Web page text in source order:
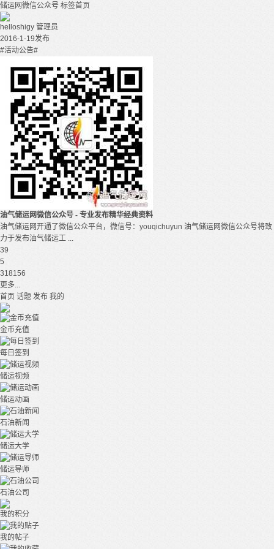
储运网微信公众号 标签首页
helloshigy 管理员
2016-1-19发布
#活动公告#
油气储运网微信公众号 - 专业发布精华经典资料
油气储运网开通了微信公众平台，微信号：youqichuyun 油气储运网微信公众号将致
力于发布油气储运工 ...
39
5
318156
更多...
首页 话题 发布 我的
金币充值
每日签到
储运视频
储运动画
石油新闻
储运大学
储运导师
石油公司
我的积分
我的帖子